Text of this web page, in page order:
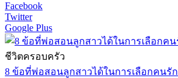
Facebook
Twitter
Google Plus
ชีวิตครอบครัว
8 ข้อที่พ่อสอนลูกสาวได้ในการเลือกคนรัก